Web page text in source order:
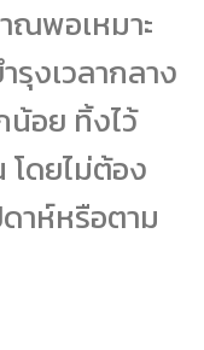
ณพอเหมาะ
รุงเวลากลาง
อย ทิ้งไว้
โดยไม่ต้อง
าห์หรือตาม